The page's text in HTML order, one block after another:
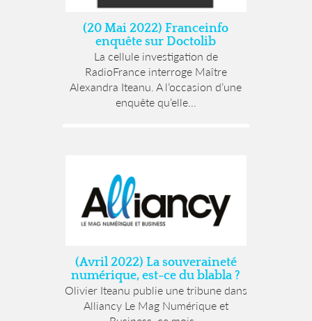
(20 Mai 2022) Franceinfo
enquête sur Doctolib
La cellule investigation de
RadioFrance interroge Maître
Alexandra Iteanu. A l’occasion d’une
enquête qu’elle...
(Avril 2022) La souveraineté
numérique, est-ce du blabla ?
Olivier Iteanu publie une tribune dans
Alliancy Le Mag Numérique et